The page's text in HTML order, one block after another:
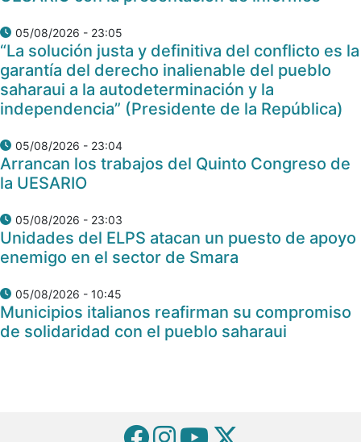
05/08/2026 - 23:05
“La solución justa y definitiva del conflicto es la
garantía del derecho inalienable del pueblo
saharaui a la autodeterminación y la
independencia” (Presidente de la República)
05/08/2026 - 23:04
Arrancan los trabajos del Quinto Congreso de
la UESARIO
05/08/2026 - 23:03
Unidades del ELPS atacan un puesto de apoyo
enemigo en el sector de Smara
05/08/2026 - 10:45
Municipios italianos reafirman su compromiso
de solidaridad con el pueblo saharaui